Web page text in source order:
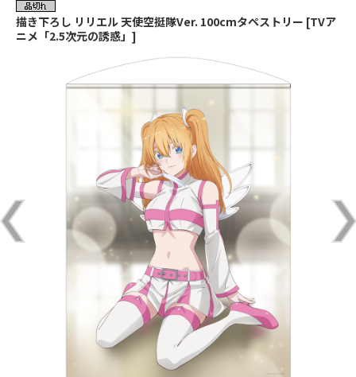
描き下ろし リリエル 天使空挺隊Ver. 100cmタペストリー [TVア
ニメ「2.5次元の誘惑」]